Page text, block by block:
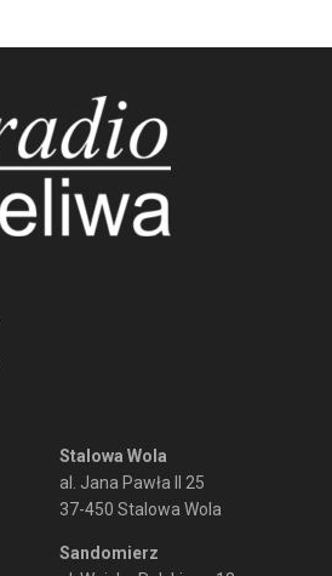
Stalowa Wola
al. Jana Pawła II 25
37-450 Stalowa Wola
Sandomierz